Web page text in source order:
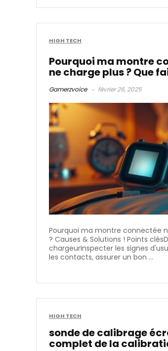
HIGH TECH
Pourquoi ma montre
ne charge plus​ ? Que
Gamerzvoice février 26, 2025
Pourquoi ma montre connectée
? Causes & Solutions ! Points
chargeurInspecter les signes
les contacts, assurer un bon ...
HIGH TECH
sonde de calibrage
complet de la